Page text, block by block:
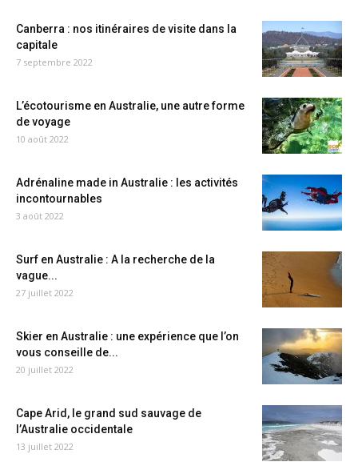
Canberra : nos itinéraires de visite dans la
capitale
7 septembre 2022
L’écotourisme en Australie, une autre forme
de voyage
10 août 2022
Adrénaline made in Australie : les activités
incontournables
3 août 2022
Surf en Australie : A la recherche de la
vague...
27 juillet 2022
Skier en Australie : une expérience que l’on
vous conseille de...
20 juillet 2022
Cape Arid, le grand sud sauvage de
l’Australie occidentale
13 juillet 2022